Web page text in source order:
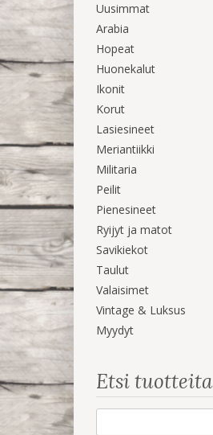
Uusimmat
Arabia
Hopeat
Huonekalut
Ikonit
Korut
Lasiesineet
Meriantiikki
Militaria
Peilit
Pienesineet
Ryijyt ja matot
Savikiekot
Taulut
Valaisimet
Vintage & Luksus
Myydyt
Etsi tuotteita